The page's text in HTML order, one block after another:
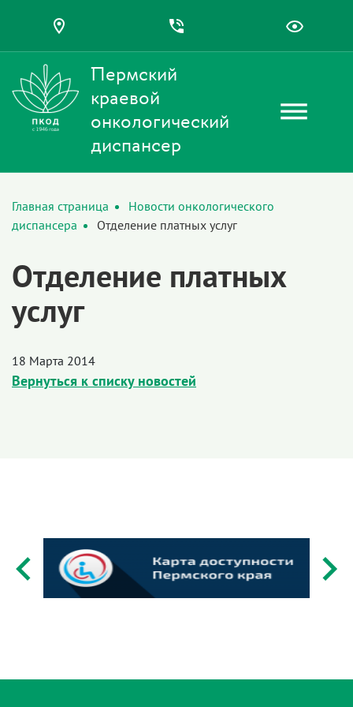
Пермский
краевой
онкологический
диспансер
Главная страница
Новости онкологического
диспансера
Отделение платных услуг
Отделение платных
услуг
18 Марта 2014
Вернуться к списку новостей